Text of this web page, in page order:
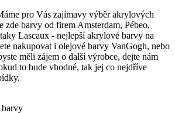
pro Vás zajímavy výběr akrylových
zde barvy od firem Amsterdam, Pébeo,
Lascaux - nejlepší akrylové barvy na
nakupovat i olejové barvy VanGogh, nebo
měli zájem o další výrobce, dejte nám
to bude vhodné, tak jej co nejdříve